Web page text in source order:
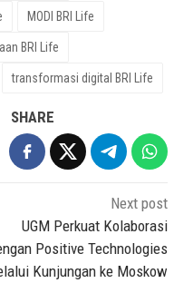
MODI BRI Life
BRI Life
transformasi digital BRI Life
SHARE
Next post
UGM Perkuat Kolaborasi
Positive Technologies
Kunjungan ke Moskow